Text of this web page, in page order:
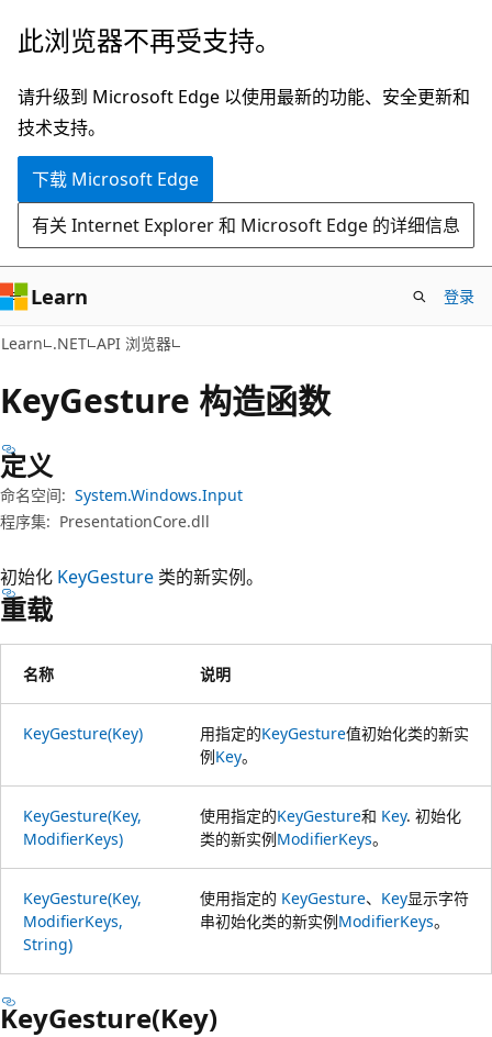
跳
主
要
内
跳
页
内
导
此浏览器不再受支持。
请升级到 Microsoft Edge 以使用最新的功能、安全更新和
技术支持。
下载 Microsoft Edge
有关 Internet Explorer 和 Microsoft Edge 的详细信息
Learn 登录
Learn .NET API 浏览器
KeyGesture 构造函数
定义
命名空间: System.Windows.Input
程序集: PresentationCore.dll
初始化 KeyGesture 类的新实例。
重载
名称 说明
KeyGesture(Key) 用指定的KeyGesture值初始化类的新实
例Key。
KeyGesture(Key,
ModifierKeys)
使用指定的KeyGesture和 Key. 初始化
类的新实例ModifierKeys。
KeyGesture(Key,
ModifierKeys,
String)
使用指定的 KeyGesture、 Key显示字符
串初始化类的新实例ModifierKeys。
KeyGesture(Key)